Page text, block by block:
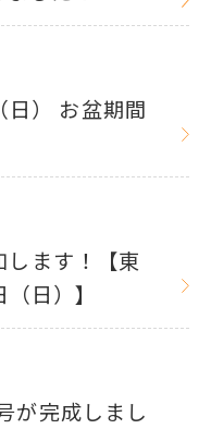
） お盆期間
ます！【東
日）】
が完成しまし